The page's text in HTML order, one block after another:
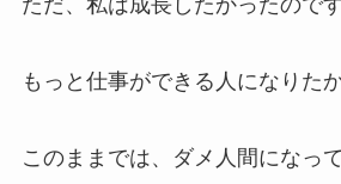
もっと仕事ができる人になりた
このままでは、ダメ人間になっ